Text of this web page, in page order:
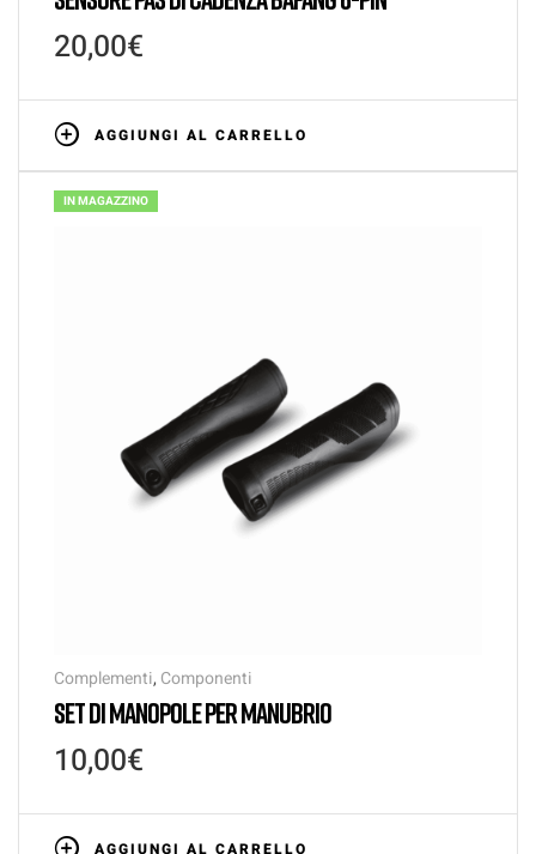
20,00€
AGGIUNGI AL CARRELLO
IN MAGAZZINO
Complementi, Componenti
SET DI MANOPOLE PER MANUBRIO
10,00€
AGGIUNGI AL CARRELLO